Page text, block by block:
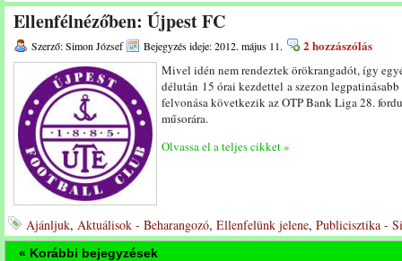
Ellenfélnézőben: Újpest FC
Szerző: Simon József Bejegyzés ideje: 2012. május 11. 2 hozzászólás
Mivel idén nem rendeztek örökrangadót, így
délután 15 órai kezdettel a szezon
felvonása következik az OTP Bank Liga 28.
műsorára.
Olvassa el a teljes cikket »
Ajánljuk, Aktuálisok - Beharangozó, Ellenfelünk jelene, Publicisztika -
« Korábbi bejegyzések